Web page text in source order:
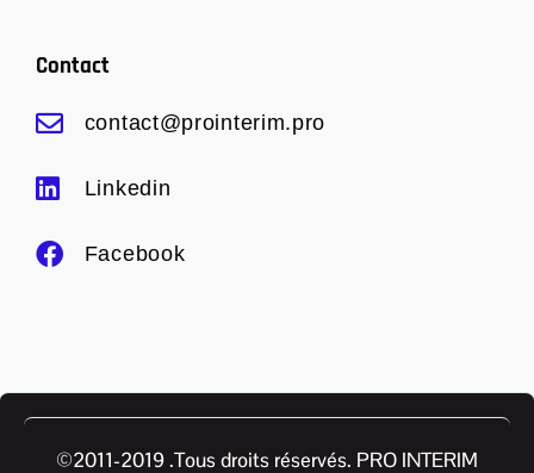
Contact
contact@prointerim.pro
Linkedin
Facebook
©2011-2019 .Tous droits réservés. PRO INTERIM